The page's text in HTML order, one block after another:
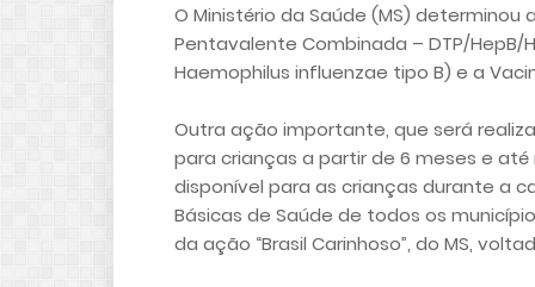
O Ministério da Saúde (MS)
Pentavalente Combinada – DTP/
Haemophilus influenzae tipo B) e a
Outra ação importante, que será
para crianças a partir de 6 meses e
disponível para as crianças durante a
Básicas de Saúde de todos os
da ação “Brasil Carinhoso”, do MS,